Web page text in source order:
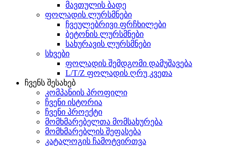
მავთულის ბადე
ფოლადის ლურსმნები
ჩვეულებრივი ფრჩხილები
ბეტონის ლურსმნები
სახურავის ლურსმნები
სხვები
ფოლადის შემდგომი დამუშავება
L/T/Z ფოლადის ღრუ კვეთა
ჩვენს შესახებ
კომპანიის პროფილი
ჩვენი ისტორია
ჩვენი პროექტი
მომხმარებელთა მომსახურება
მომხმარებლის შეფასება
კატალოგის ჩამოტვირთვა